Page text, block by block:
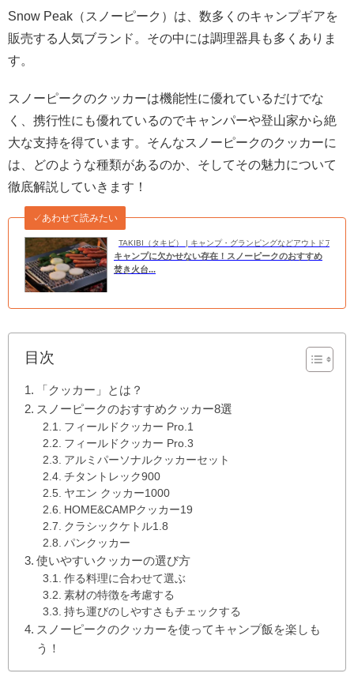
Snow Peak（スノーピーク）は、数多くのキャンプギアを
販売する人気ブランド。その中には調理器具も多くありま
す。
スノーピークのクッカーは機能性に優れているだけでな
く、携行性にも優れているのでキャンパーや登山家から絶
大な支持を得ています。そんなスノーピークのクッカーに
は、どのような種類があるのか、そしてその魅力について
徹底解説していきます！
TAKIBI（タキビ） | キャンプ・グランピングなどアウトドアの総
✓あわせて読みたい
キャンプに欠かせない存在！スノーピークのおすすめ
焚き火台...
目次
「クッカー」とは？
スノーピークのおすすめクッカー8選
フィールドクッカー Pro.1
フィールドクッカー Pro.3
アルミパーソナルクッカーセット
チタントレック900
ヤエン クッカー1000
HOME&CAMPクッカー19
クラシックケトル1.8
パンクッカー
使いやすいクッカーの選び方
作る料理に合わせて選ぶ
素材の特徴を考慮する
持ち運びのしやすさもチェックする
スノーピークのクッカーを使ってキャンプ飯を楽しも
う！